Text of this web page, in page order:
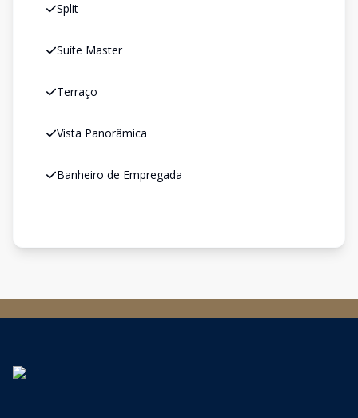
Split
Suíte Master
Terraço
Vista Panorâmica
Banheiro de Empregada